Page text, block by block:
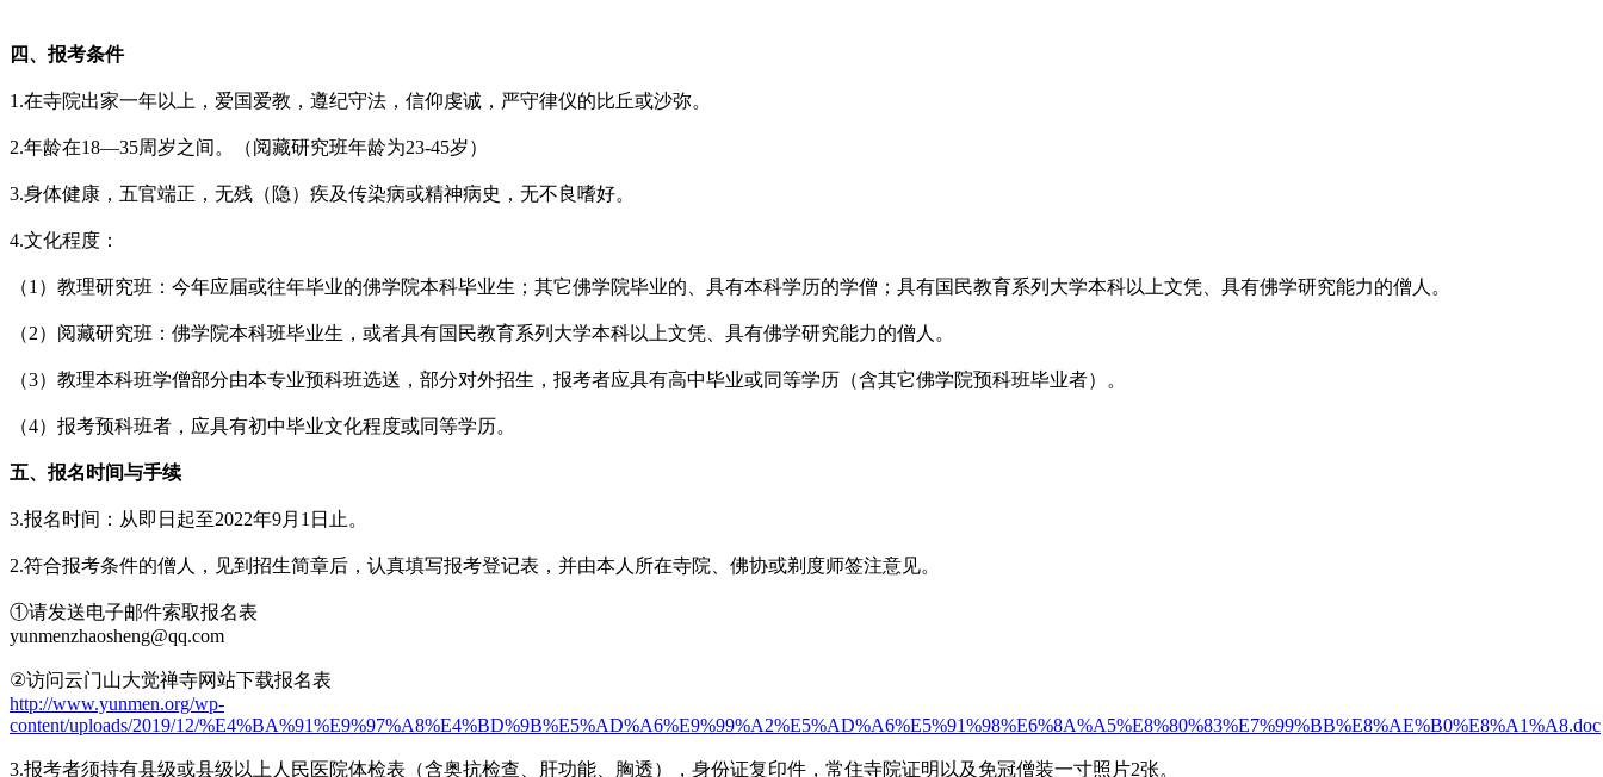
四、报考条件
1.在寺院出家一年以上，爱国爱教，遵纪守法，信仰虔诚，严守律仪的比丘或沙弥。
2.年龄在18—35周岁之间。（阅藏研究班年龄为23-45岁）
3.身体健康，五官端正，无残（隐）疾及传染病或精神病史，无不良嗜好。
4.文化程度：
（1）教理研究班：今年应届或往年毕业的佛学院本科毕业生；其它佛学院毕业的、具有本科学历的学僧；具有国民教育系列大学本科以上文凭、具有佛学研究能力的僧人。
（2）阅藏研究班：佛学院本科班毕业生，或者具有国民教育系列大学本科以上文凭、具有佛学研究能力的僧人。
（3）教理本科班学僧部分由本专业预科班选送，部分对外招生，报考者应具有高中毕业或同等学历（含其它佛学院预科班毕业者）。
（4）报考预科班者，应具有初中毕业文化程度或同等学历。
五、报名时间与手续
3.报名时间：从即日起至2022年9月1日止。
2.符合报考条件的僧人，见到招生简章后，认真填写报考登记表，并由本人所在寺院、佛协或剃度师签注意见。
①请发送电子邮件索取报名表
yunmenzhaosheng@qq.com
②访问云门山大觉禅寺网站下载报名表
http://www.yunmen.org/wp-
content/uploads/2019/12/%E4%BA%91%E9%97%A8%E4%BD%9B%E5%AD%A6%E9%99%A2%E5%AD%A6%E5%91%98%E6%8A%A5%E8%80%83%E7%99%BB%E8%AE%B0%E8%A1%A8.doc
3.报考者须持有县级或县级以上人民医院体检表（含奥抗检查、肝功能、胸透），身份证复印件，常住寺院证明以及免冠僧装一寸照片2张。